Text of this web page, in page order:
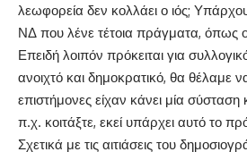
λεωφορεία δεν κολλάει ο ιός;
ΝΔ που λένε τέτοια πράγματα, όπως
Επειδή λοιπόν πρόκειται για
ανοιχτό και δημοκρατικό, θα θέλαμε
επιστήμονες είχαν κάνει μία σύσταση
π.χ. κοιτάξτε, εκεί υπάρχει αυτό το
Σχετικά με τις αιτιάσεις του